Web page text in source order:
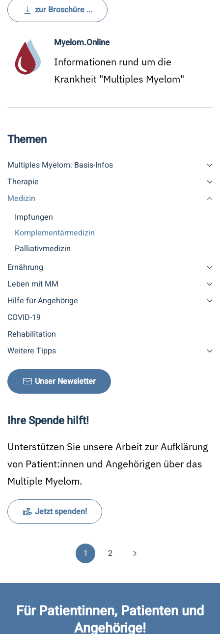
zur Broschüre ...
Myelom.Online
Informationen rund um die
Krankheit "Multiples Myelom"
Themen
Multiples Myelom: Basis-Infos
Therapie
Medizin
Impfungen
Komplementärmedizin
Palliativmedizin
Ernährung
Leben mit MM
Hilfe für Angehörige
COVID-19
Rehabilitation
Weitere Tipps
Unser Newsletter
Ihre Spende hilft!
Unterstützen Sie unsere Arbeit zur Aufklärung
von Patient:innen und Angehörigen über das
Multiple Myelom.
Jetzt spenden!
1 2
Für Patientinnen, Patienten und
Angehörige!